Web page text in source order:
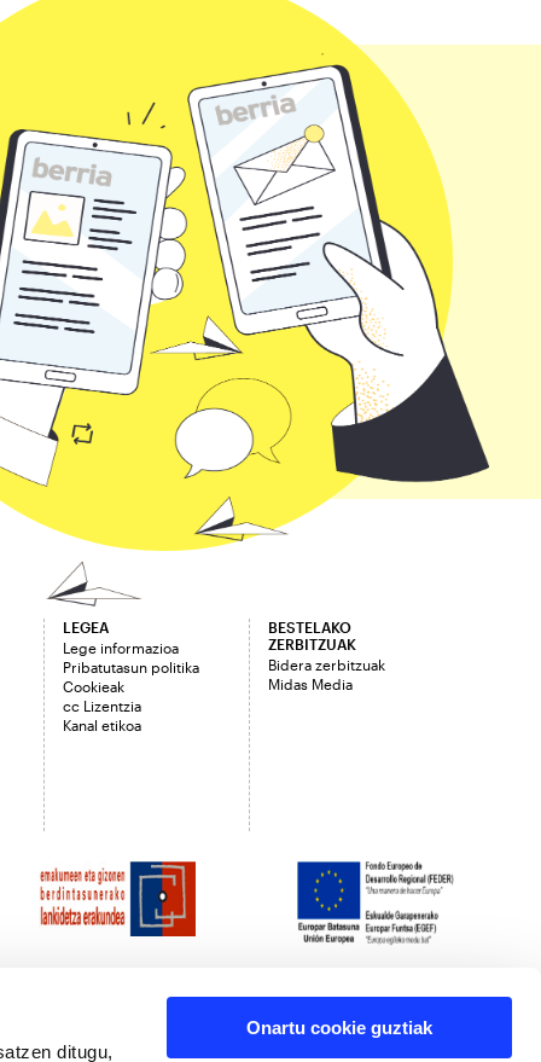
ditugu,
Onartu cookie guztiak
LEGEA
Lege informazioa
Pribatutasun politika
Cookieak
cc Lizentzia
Kanal etikoa
BESTELAKO
ZERBITZUAK
Bidera zerbitzuak
Midas Media